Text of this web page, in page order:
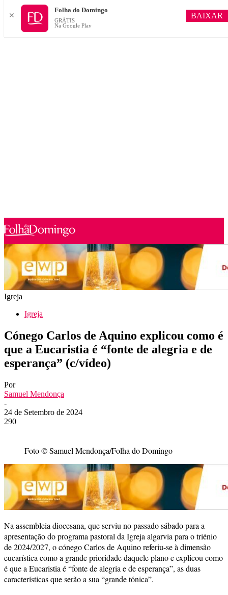
Igreja
Igreja
Cónego Carlos de Aquino explicou como é
que a Eucaristia é “fonte de alegria e de
esperança” (c/vídeo)
Por
Samuel Mendonça
-
24 de Setembro de 2024
290
Foto © Samuel Mendonça/Folha do Domingo
Na assembleia diocesana, que serviu no passado sábado para a
apresentação do programa pastoral da Igreja algarvia para o triénio
de 2024/2027, o cónego Carlos de Aquino referiu-se à dimensão
eucarística como a grande prioridade daquele plano e explicou como
é que a Eucaristia é “fonte de alegria e de esperança”, as duas
características que serão a sua “grande tónica”.
✕
Folha do Domingo
GRÁTIS
Na Google Play
BAIXAR